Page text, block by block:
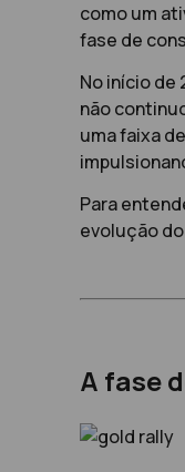
como um
fase de
No início de
não
uma faixa
Para
evolução
A fase